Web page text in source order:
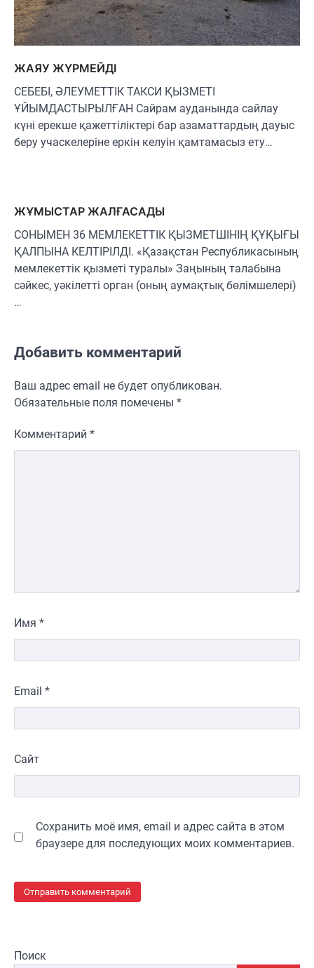
ЖАЯУ ЖҮРМЕЙДІ
СЕБЕБІ, ӘЛЕУМЕТТІК ТАКСИ ҚЫЗМЕТІ
ҰЙЫМДАСТЫРЫЛҒАН Сайрам ауданында сайлау
күні ерекше қажеттіліктері бар азаматтардың дауыс
беру учаскелеріне еркін келуін қамтамасыз ету…
ЖҰМЫСТАР ЖАЛҒАСАДЫ
СОНЫМЕН 36 МЕМЛЕКЕТТІК ҚЫЗМЕТШІНІҢ ҚҰҚЫҒЫ
ҚАЛПЫНА КЕЛТІРІЛДІ. «Қазақстан Республикасының
мемлекеттік қызметі туралы» Заңының талабына
сәйкес, уәкілетті орган (оның аумақтық бөлімшелері)
…
Добавить комментарий
Ваш адрес email не будет опубликован.
Обязательные поля помечены *
Комментарий *
Имя *
Email *
Сайт
Сохранить моё имя, email и адрес сайта в этом
браузере для последующих моих комментариев.
Поиск